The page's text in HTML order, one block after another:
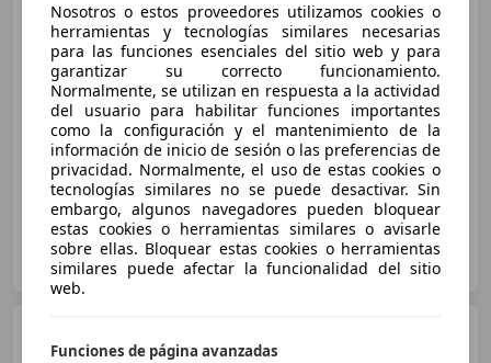
€ 8.490
Buenprecio
10/2019 140.000 km Diésel 81 kW (110 CV)
FLEXICAR ALICANTE.
ES-03007 ALICANTE
Aniversario 110
Nosotros o estos proveedores utilizamos cookies o
herramientas y tecnologías similares necesarias
para las funciones esenciales del sitio web y para
garantizar su correcto funcionamiento.
Normalmente, se utilizan en respuesta a la actividad
del usuario para habilitar funciones importantes
como la configuración y el mantenimiento de la
información de inicio de sesión o las preferencias de
privacidad. Normalmente, el uso de estas cookies o
tecnologías similares no se puede desactivar. Sin
embargo, algunos navegadores pueden bloquear
estas cookies o herramientas similares o avisarle
sobre ellas. Bloquear estas cookies o herramientas
similares puede afectar la funcionalidad del sitio
web.
Funciones de página avanzadas